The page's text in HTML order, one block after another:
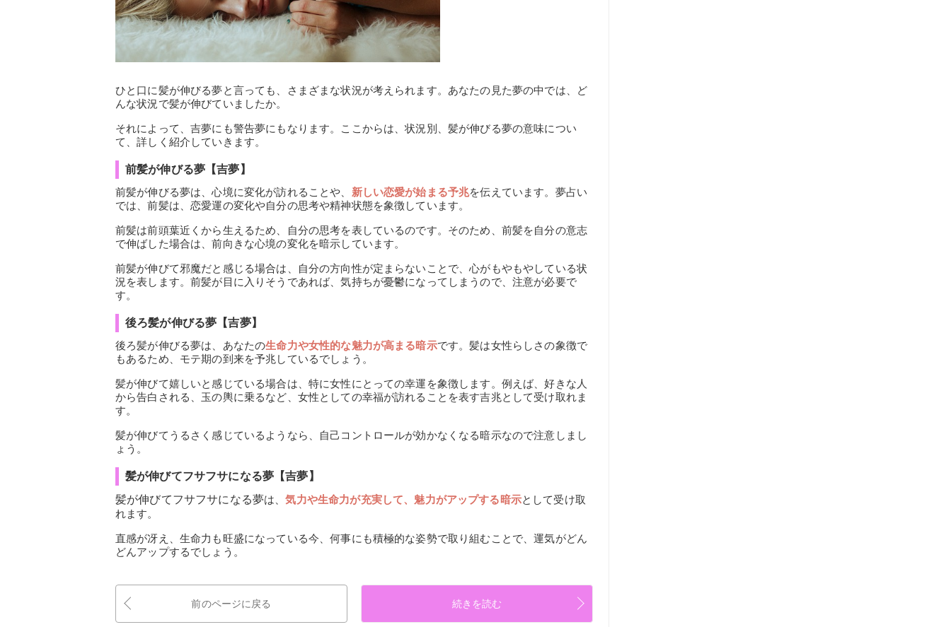
ひと口に髪が伸びる夢と言っても、さまざまな状況が考えられます。あなたの見た夢の中では、ど
んな状況で髪が伸びていましたか。
それによって、吉夢にも警告夢にもなります。ここからは、状況別、髪が伸びる夢の意味につい
て、詳しく紹介していきます。
前髪が伸びる夢【吉夢】
前髪が伸びる夢は、心境に変化が訪れることや、 新しい恋愛が始まる予兆を伝えています。夢占い
では、前髪は、恋愛運の変化や自分の思考や精神状態を象徴しています。
前髪は前頭葉近くから生えるため、自分の思考を表しているのです。そのため、前髪を自分の意志
で伸ばした場合は、前向きな心境の変化を暗示しています。
前髪が伸びて邪魔だと感じる場合は、自分の方向性が定まらないことで、心がもやもやしている状
況を表します。前髪が目に入りそうであれば、気持ちが憂鬱になってしまうので、注意が必要で
す。
後ろ髪が伸びる夢【吉夢】
後ろ髪が伸びる夢は、あなたの生命力や女性的な魅力が高まる暗示です。髪は女性らしさの象徴で
もあるため、モテ期の到来を予兆しているでしょう。
髪が伸びて嬉しいと感じている場合は、特に女性にとっての幸運を象徴します。例えば、好きな人
から告白される、玉の輿に乗るなど、女性としての幸福が訪れることを表す吉兆として受け取れま
す。
髪が伸びてうるさく感じているようなら、自己コントロールが効かなくなる暗示なので注意しまし
ょう。
髪が伸びてフサフサになる夢【吉夢】
髪が伸びてフサフサになる夢は、気力や生命力が充実して、魅力がアップする暗示として受け取
れます。
直感が冴え、生命力も旺盛になっている今、何事にも積極的な姿勢で取り組むことで、運気がどん
どんアップするでしょう。
前のページに戻る 続きを読む